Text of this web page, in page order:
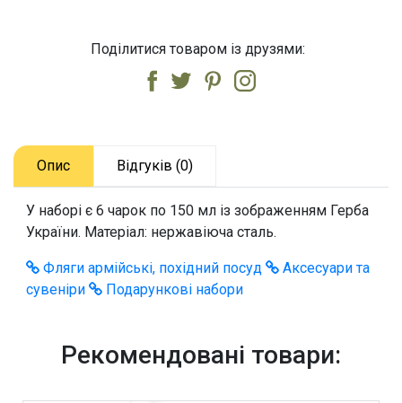
Поділитися товаром із друзями:
Опис Відгуків (0)
У наборі є 6 чарок по 150 мл із зображенням Герба
України. Матеріал: нержавіюча сталь.
Фляги армійські, похідний посуд
Аксесуари та
сувеніри
Подарункові набори
Рекомендовані товари: